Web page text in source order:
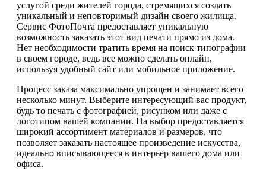
услугой среди жителей города, стремящихся создать
уникальный и неповторимый дизайн своего жилища.
Сервис ФотоПочта предоставляет уникальную
возможность заказать этот вид печати прямо из дома.
Нет необходимости тратить время на поиск типографии
в своем городе, ведь все можно сделать онлайн,
используя удобный сайт или мобильное приложение.
Процесс заказа максимально упрощен и занимает всего
несколько минут. Выберите интересующий вас продукт,
будь то печать с фотографией, рисунком или даже с
логотипом вашей компании. На выбор предоставляется
широкий ассортимент материалов и размеров, что
позволяет заказать настоящее произведение искусства,
идеально вписывающееся в интерьер вашего дома или
офиса.